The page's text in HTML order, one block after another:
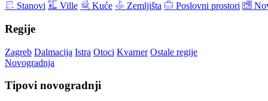
Stanovi Ville Kuće Zemljišta Poslovni prostori
Regije
Zagreb Dalmacija Istra Otoci Kvarner Ostale regije
Novogradnja
Tipovi novogradnji